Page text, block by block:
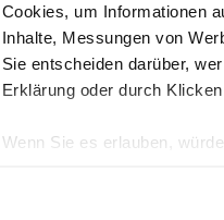
Cookies, um Informationen
Inhalte, Messungen von
Sie entscheiden darüber,
Erklärung oder durch
Wenn Sie es erlauben,